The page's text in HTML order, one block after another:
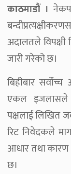
काठमाडौं ।
अदालतले
जारी गरेको छ।
बिहीबार
एकल इजलासले
पक्षलाई लिखित
रिट निवेदकले
आधार तथा कारण
छ।